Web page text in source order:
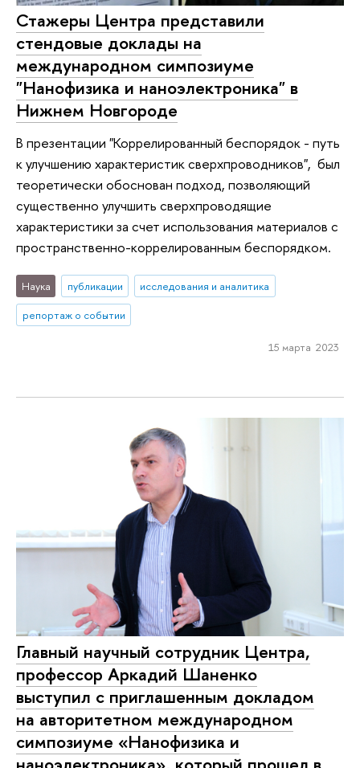
Стажеры Центра представили
стендовые доклады на
международном симпозиуме
"Нанофизика и наноэлектроника" в
Нижнем Новгороде
В презентации "Коррелированный беспорядок - путь
к улучшению характеристик сверхпроводников", был
теоретически обоснован подход, позволяющий
существенно улучшить сверхпроводящие
характеристики за счет использования материалов с
пространственно-коррелированным беспорядком.
Наука публикации
исследования и аналитика
репортаж о событии
15 марта 2023
Главный научный сотрудник Центра,
профессор Аркадий Шаненко
выступил с приглашенным докладом
на авторитетном международном
симпозиуме «Нанофизика и